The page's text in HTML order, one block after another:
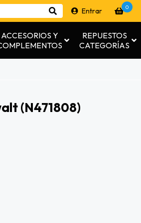
Entrar 0
ACCESORIOS Y
REPUESTOS
CATEGORÍAS
(n471808)